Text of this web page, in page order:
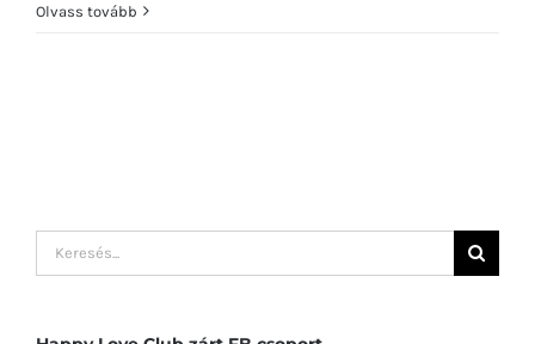
Olvass tovább
Keresés...